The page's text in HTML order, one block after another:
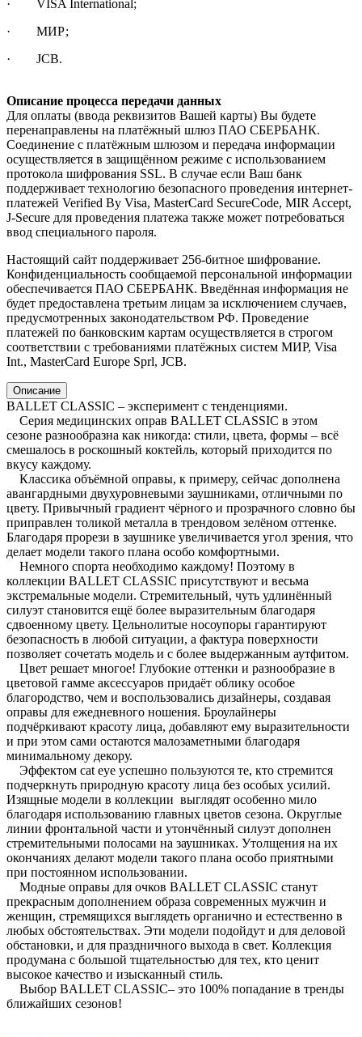
· VISA International;
· МИР;
· JCB.
Описание процесса передачи данных
Для оплаты (ввода реквизитов Вашей карты) Вы будете
перенаправлены на платёжный шлюз ПАО СБЕРБАНК.
Соединение с платёжным шлюзом и передача информации
осуществляется в защищённом режиме с использованием
протокола шифрования SSL. В случае если Ваш банк
поддерживает технологию безопасного проведения интернет-
платежей Verified By Visa, MasterCard SecureCode, MIR Accept,
J-Secure для проведения платежа также может потребоваться
ввод специального пароля.
Настоящий сайт поддерживает 256-битное шифрование.
Конфиденциальность сообщаемой персональной информации
обеспечивается ПАО СБЕРБАНК. Введённая информация не
будет предоставлена третьим лицам за исключением случаев,
предусмотренных законодательством РФ. Проведение
платежей по банковским картам осуществляется в строгом
соответствии с требованиями платёжных систем МИР, Visa
Int., MasterCard Europe Sprl, JCB.
Описание
BALLET CLASSIC – эксперимент с тенденциями.
Серия медицинских оправ BALLET CLASSIC в этом
сезоне разнообразна как никогда: стили, цвета, формы – всё
смешалось в роскошный коктейль, который приходится по
вкусу каждому.
Классика объёмной оправы, к примеру, сейчас дополнена
авангардными двухуровневыми заушниками, отличными по
цвету. Привычный градиент чёрного и прозрачного словно бы
приправлен толикой металла в трендовом зелёном оттенке.
Благодаря прорези в заушнике увеличивается угол зрения, что
делает модели такого плана особо комфортными.
Немного спорта необходимо каждому! Поэтому в
коллекции BALLET CLASSIC присутствуют и весьма
экстремальные модели. Стремительный, чуть удлинённый
силуэт становится ещё более выразительным благодаря
сдвоенному цвету. Цельнолитые носоупоры гарантируют
безопасность в любой ситуации, а фактура поверхности
позволяет сочетать модель и с более выдержанным аутфитом.
Цвет решает многое! Глубокие оттенки и разнообразие в
цветовой гамме аксессуаров придаёт облику особое
благородство, чем и воспользовались дизайнеры, создавая
оправы для ежедневного ношения. Броулайнеры
подчёркивают красоту лица, добавляют ему выразительности
и при этом сами остаются малозаметными благодаря
минимальному декору.
Эффектом cat eye успешно пользуются те, кто стремится
подчеркнуть природную красоту лица без особых усилий.
Изящные модели в коллекции выглядят особенно мило
благодаря использованию главных цветов сезона. Округлые
линии фронтальной части и утончённый силуэт дополнен
стремительными полосами на заушниках. Утолщения на их
окончаниях делают модели такого плана особо приятными
при постоянном использовании.
Модные оправы для очков BALLET CLASSIC станут
прекрасным дополнением образа современных мужчин и
женщин, стремящихся выглядеть органично и естественно в
любых обстоятельствах. Эти модели подойдут и для деловой
обстановки, и для праздничного выхода в свет. Коллекция
продумана с большой тщательностью для тех, кто ценит
высокое качество и изысканный стиль.
Выбор BALLET CLASSIC– это 100% попадание в тренды
ближайших сезонов!